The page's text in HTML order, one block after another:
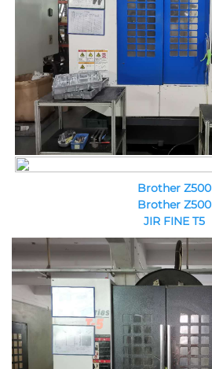
Brother Z500
Brother Z500
JIR FINE T5